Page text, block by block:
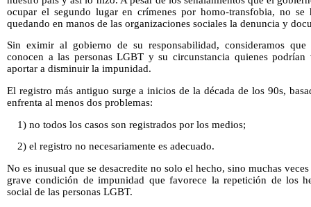
ocupar el segundo lugar en crímenes por homo-transfobia, no
quedando en manos de las organizaciones sociales la denuncia y
Sin eximir al gobierno de su responsabilidad, consideramos
conocen a las personas LGBT y su circunstancia quienes
aportar a disminuir la impunidad.
El registro más antiguo surge a inicios de la década de los 90s,
enfrenta al menos dos problemas:
1) no todos los casos son registrados por los medios;
2) el registro no necesariamente es adecuado.
No es inusual que se desacredite no solo el hecho, sino muchas
grave condición de impunidad que favorece la repetición de los
social de las personas LGBT.